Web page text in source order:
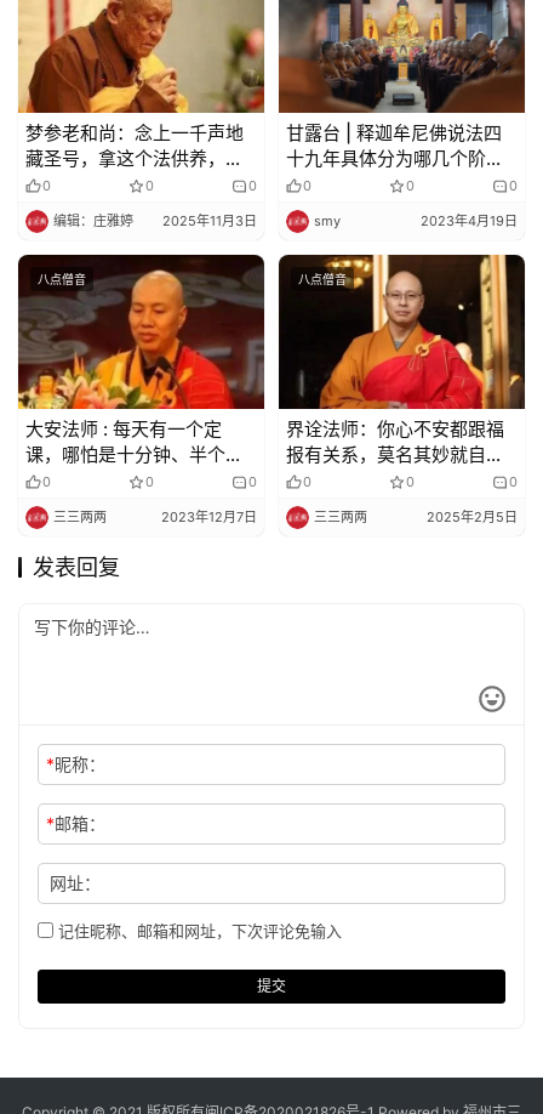
梦参老和尚：念上一千声地
藏圣号，拿这个法供养，福
德不可思议
0 0 0
编辑：庄雅婷 2025年11月3日
甘露台 | 释迦牟尼佛说法四
十九年具体分为哪几个阶
段？
0 0 0
smy 2023年4月19日
八点僧音
大安法师 : 每天有一个定
课，哪怕是十分钟、半个小
时，有一个定课来规范自己
0 0 0
三三两两 2023年12月7日
八点僧音
界诠法师：你心不安都跟福
报有关系，莫名其妙就自己
起烦恼
0 0 0
三三两两 2025年2月5日
发表回复
*昵称：
*邮箱：
网址：
记住昵称、邮箱和网址，下次评论免输入
提交